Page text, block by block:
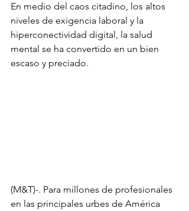
En medio del caos citadino, los altos
niveles de exigencia laboral y la
hiperconectividad digital, la salud
mental se ha convertido en un bien
escaso y preciado.
(M&T)-. Para millones de profesionales
en las principales urbes de América